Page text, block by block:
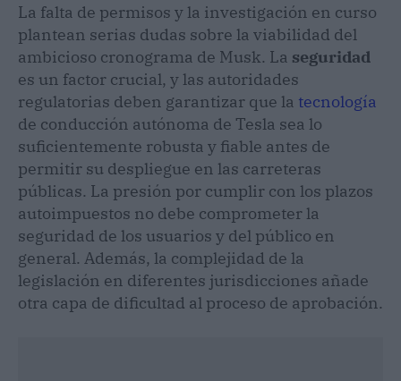
La falta de permisos y la investigación en curso
plantean serias dudas sobre la viabilidad del
ambicioso cronograma de Musk. La seguridad
es un factor crucial, y las autoridades
regulatorias deben garantizar que la tecnología
de conducción autónoma de Tesla sea lo
suficientemente robusta y fiable antes de
permitir su despliegue en las carreteras
públicas. La presión por cumplir con los plazos
autoimpuestos no debe comprometer la
seguridad de los usuarios y del público en
general. Además, la complejidad de la
legislación en diferentes jurisdicciones añade
otra capa de dificultad al proceso de aprobación.